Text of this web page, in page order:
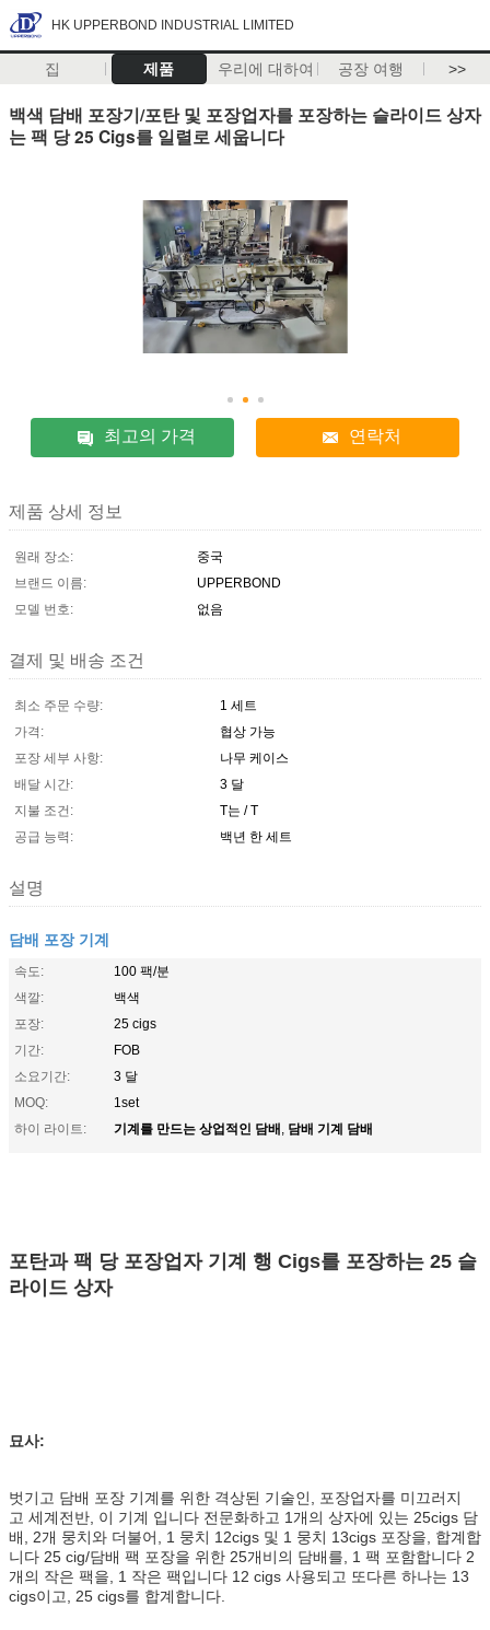
HK UPPERBOND INDUSTRIAL LIMITED
집 제품 우리에 대하여 공장 여행 >>
백색 담배 포장기/포탄 및 포장업자를 포장하는 슬라이드 상자
는 팩 당 25 Cigs를 일렬로 세웁니다
최고의 가격 연락처
제품 상세 정보
원래 장소:
중국
브랜드 이름:
UPPERBOND
모델 번호:
없음
결제 및 배송 조건
최소 주문 수량:
1 세트
가격:
협상 가능
포장 세부 사항:
나무 케이스
배달 시간:
3 달
지불 조건:
T는 / T
공급 능력:
백년 한 세트
설명
담배 포장 기계
속도:
100 팩/분
색깔:
백색
포장:
25 cigs
기간:
FOB
소요기간:
3 달
MOQ:
1set
하이 라이트:
기계를 만드는 상업적인 담배, 담배 기계 담배
포탄과 팩 당 포장업자 기계 행 Cigs를 포장하는 25 슬
라이드 상자
묘사:
벗기고 담배 포장 기계를 위한 격상된 기술인, 포장업자를 미끄러지
고 세계전반, 이 기계 입니다 전문화하고 1개의 상자에 있는 25cigs 담
배, 2개 뭉치와 더불어, 1 뭉치 12cigs 및 1 뭉치 13cigs 포장을, 합계합
니다 25 cig/담배 팩 포장을 위한 25개비의 담배를, 1 팩 포함합니다 2
개의 작은 팩을, 1 작은 팩입니다 12 cigs 사용되고 또다른 하나는 13
cigs이고, 25 cigs를 합계합니다.